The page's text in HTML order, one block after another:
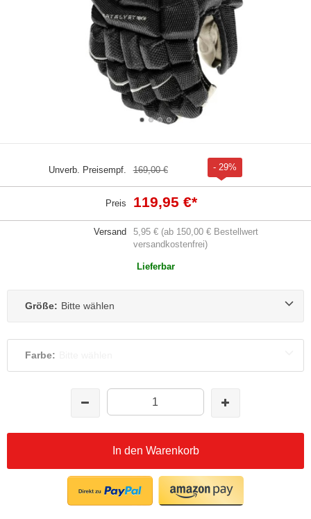
Unverb. Preisempf. 169,00 € - 29%
Preis 119,95 €*
Versand
5,95 € (ab 150,00 € Bestellwert
versandkostenfrei)
Lieferbar
Größe: Bitte wählen
Farbe:
In den Warenkorb